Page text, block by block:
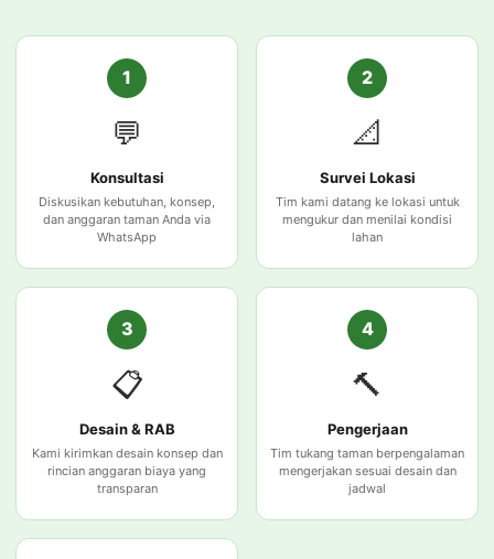
1
💬
Konsultasi
Diskusikan kebutuhan, konsep,
dan anggaran taman Anda via
WhatsApp
2
📐
Survei Lokasi
Tim kami datang ke lokasi untuk
mengukur dan menilai kondisi
lahan
3
📋
Desain & RAB
Kami kirimkan desain konsep dan
rincian anggaran biaya yang
transparan
4
🔨
Pengerjaan
Tim tukang taman berpengalaman
mengerjakan sesuai desain dan
jadwal